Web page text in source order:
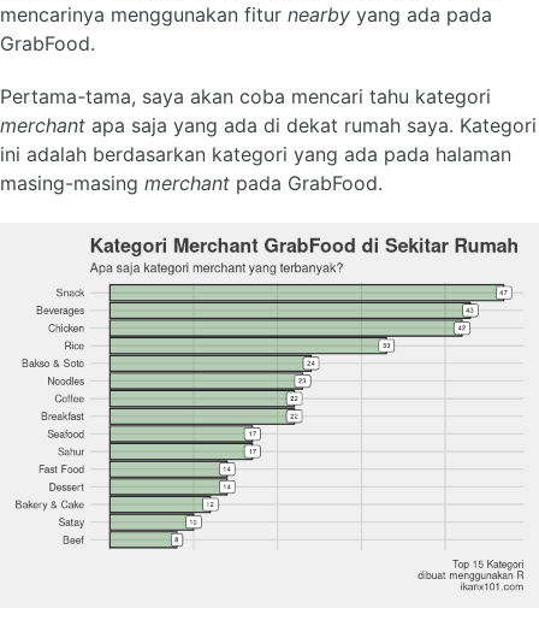
mencarinya menggunakan fitur nearby yang ada pada
GrabFood.
Pertama-tama, saya akan coba mencari tahu kategori
merchant apa saja yang ada di dekat rumah saya. Kategori
ini adalah berdasarkan kategori yang ada pada halaman
masing-masing merchant pada GrabFood.